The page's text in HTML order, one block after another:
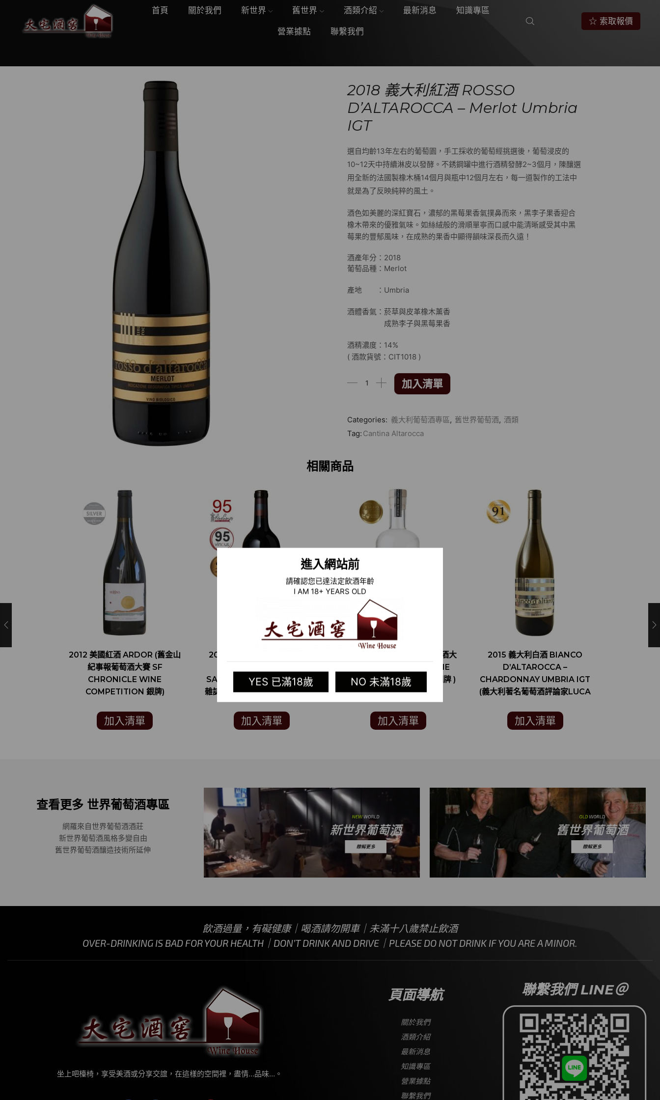
進入網站前
請確認您已達法定飲酒年齡
I AM 18+ YEARS OLD
YES 已滿18歲 NO 未滿18歲
首頁 關於我們 新世界 舊世界 酒類介紹 最新消息 知識專區
營業據點 聯繫我們
☆ 索取報價
2018 義大利紅酒 ROSSO
D’ALTAROCCA – Merlot Umbria
IGT
選自均齡13年左右的葡萄園，手工採收的葡萄經挑選後，葡萄浸皮的
10~12天中持續淋皮以發酵。不銹鋼罐中進行酒精發酵2~3個月，陳釀選
用全新的法國製橡木桶14個月與瓶中12個月左右，每一道製作的工法中
就是為了反映純粹的風土。
酒色如美麗的深紅寶石，濃郁的黑莓果香氣撲鼻而來，黑李子果香迎合
橡木帶來的優雅氣味。如絲絨般的滑順單寧而口感中能清晰感受其中黑
莓果的豐郁風味，在成熟的果香中顯得韻味深長而久遠！
酒產年分：2018
葡萄品種：Merlot
產地 ：Umbria
酒體香氣：菸草與皮革橡木薰香
成熟李子與黑莓果香
酒精濃度：14%
( 酒款貨號：CIT1018 )
加入清單
Categories: 義大利葡萄酒專區, 舊世界葡萄酒, 酒類
Tag: Cantina Altarocca
相關商品
2012 美國紅酒 ARDOR (舊金山
紀事報葡萄酒大賽 SF
CHRONICLE WINE
COMPETITION 銀牌)
加入清單
2014 美國紅酒 SCHOLAR`S
SAUVIGNON (知名葡萄酒評鑑
雜誌”THE WINE ADVOCATE”
95分)
加入清單
RE:FIND GIN (舊金山世界烈酒大
賽 SAN FRANCISCO WINE
SPIRITS COMPETITION 銅牌 )
加入清單
2015 義大利白酒 BIANCO
D’ALTAROCCA –
CHARDONNAY UMBRIA IGT
(義大利著名葡萄酒評論家LUCA
加入清單
查看更多 世界葡萄酒專區
網羅來自世界葡萄酒酒莊
新世界葡萄酒風格多變自由
舊世界葡萄酒釀造技術所延伸
飲酒過量，有礙健康｜喝酒請勿開車｜未滿十八歲禁止飲酒
OVER-DRINKING IS BAD FOR YOUR HEALTH｜DON’T DRINK AND DRIVE｜PLEASE DO NOT DRINK IF YOU ARE A MINOR.
坐上吧檯椅，享受美酒或分享交誼，在這樣的空間裡，盡情…品味…。
頁面導航
關於我們
酒類介紹
最新消息
知識專區
營業據點
聯繫我們
聯繫我們 LINE＠